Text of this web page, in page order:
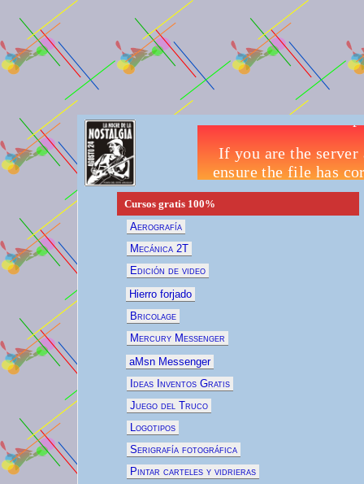
Cursos gratis 100%
Aerografía
Mecánica 2T
Edición de video
Hierro forjado
Bricolage
Mercury Messenger
aMsn Messenger
Ideas Inventos Gratis
Juego del Truco
Logotipos
Serigrafía fotográfica
Pintar carteles y vidrieras